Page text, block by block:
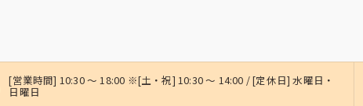
[営業時間] 10:30 〜 18:00 ※[土・祝] 10:30 〜 14:00 / [定休日] 水曜日・
日曜日